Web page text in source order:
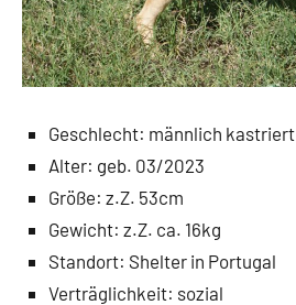
Geschlecht: männlich kastriert
Alter: geb. 03/2023
Größe: z.Z. 53cm
Gewicht: z.Z. ca. 16kg
Standort: Shelter in Portugal
Verträglichkeit: sozial